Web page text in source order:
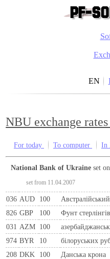
EN
NBU exchange
For today To computer In
National Bank of Ukraine set on
set from 11.04.2007
036 AUD 100
826 GBP 100 Фунт стерлінгів
031 AZM 100
974 BYR 10 білоруських
208 DKK 100 Данська крона